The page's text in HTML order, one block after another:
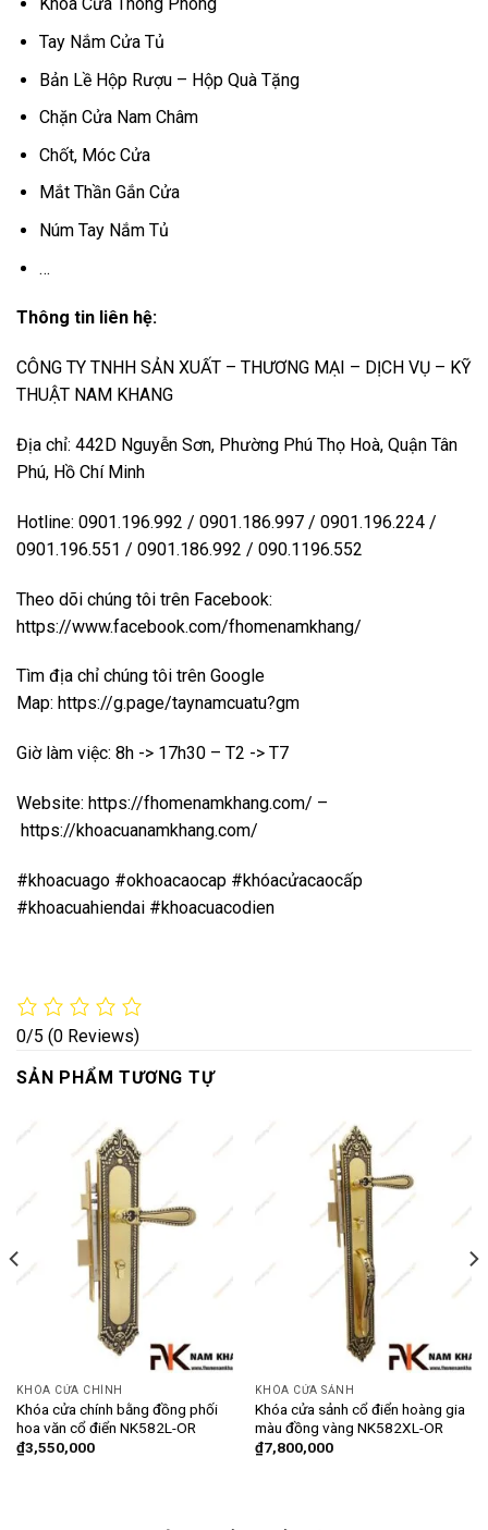
Khóa Cửa Thông Phòng
Tay Nắm Cửa Tủ
Bản Lề Hộp Rượu – Hộp Quà Tặng
Chặn Cửa Nam Châm
Chốt, Móc Cửa
Mắt Thần Gắn Cửa
Núm Tay Nắm Tủ
…
Thông tin liên hệ:
CÔNG TY TNHH SẢN XUẤT – THƯƠNG MẠI – DỊCH VỤ – KỸ
THUẬT NAM KHANG
Địa chỉ: 442D Nguyễn Sơn, Phường Phú Thọ Hoà, Quận Tân
Phú, Hồ Chí Minh
Hotline: 0901.196.992 / 0901.186.997 / 0901.196.224 /
0901.196.551 / 0901.186.992 / 090.1196.552
Theo dõi chúng tôi trên Facebook:
https://www.facebook.com/fhomenamkhang/
Tìm địa chỉ chúng tôi trên Google
Map: https://g.page/taynamcuatu?gm
Giờ làm việc: 8h -> 17h30 – T2 -> T7
Website: https://fhomenamkhang.com/ –
https://khoacuanamkhang.com/
#khoacuago #okhoacaocap #khóacửacaocấp
#khoacuahiendai #khoacuacodien
0/5 (0 Reviews)
SẢN PHẨM TƯƠNG TỰ
KHÓA CỬA CHÍNH
Khóa cửa chính bằng đồng phối
hoa văn cổ điển NK582L-OR
₫3,550,000
KHÓA CỬA SẢNH
Khóa cửa sảnh cổ điển hoàng gia
màu đồng vàng NK582XL-OR
₫7,800,000